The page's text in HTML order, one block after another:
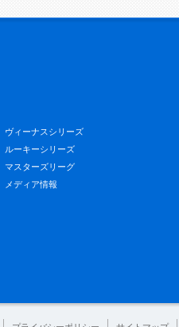
ヴィーナスシリーズ
ルーキーシリーズ
マスターズリーグ
メディア情報